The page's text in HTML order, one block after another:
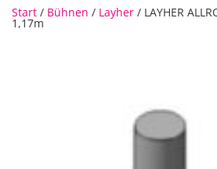
Start / Bühnen / Layher / LAYHER
1,17m